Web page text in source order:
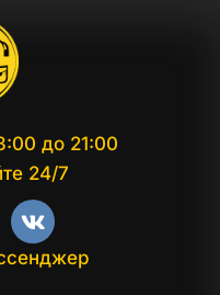
до 21:00
24/7